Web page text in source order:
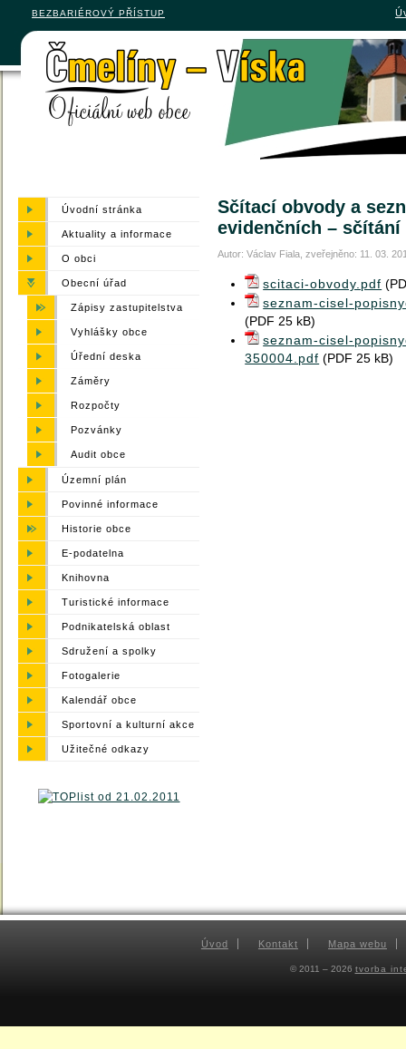
BEZBARIÉROVÝ PŘÍSTUP
Sčítací obvody a
evidenčních – sčítání
Autor: Václav Fiala, zveřejněno: 11. 03.
scitaci-obvody.pdf
seznam-cisel-
(PDF 25 kB)
seznam-cisel-
350004.pdf (PDF 25 kB)
Úvodní stránka
Aktuality a informace
O obci
Obecní úřad
Zápisy zastupitelstva
Vyhlášky obce
Úřední deska
Záměry
Rozpočty
Pozvánky
Audit obce
Územní plán
Povinné informace
Historie obce
E-podatelna
Knihovna
Turistické informace
Podnikatelská oblast
Sdružení a spolky
Fotogalerie
Kalendář obce
Sportovní a kulturní akce
Užitečné odkazy
Úvod Kontakt Mapa webu
© 2011 – 2026 tvorba